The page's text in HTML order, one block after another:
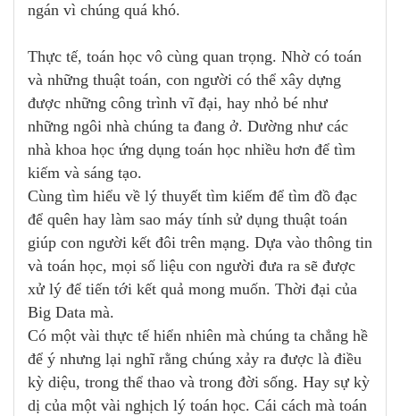
ngán vì chúng quá khó.
Thực tế, toán học vô cùng quan trọng. Nhờ có toán
và những thuật toán, con người có thể xây dựng
được những công trình vĩ đại, hay nhỏ bé như
những ngôi nhà chúng ta đang ở. Dường như các
nhà khoa học ứng dụng toán học nhiều hơn để tìm
kiếm và sáng tạo.
Cùng tìm hiểu về lý thuyết tìm kiếm để tìm đồ đạc
để quên hay làm sao máy tính sử dụng thuật toán
giúp con người kết đôi trên mạng. Dựa vào thông tin
và toán học, mọi số liệu con người đưa ra sẽ được
xử lý để tiến tới kết quả mong muốn. Thời đại của
Big Data mà.
Có một vài thực tế hiển nhiên mà chúng ta chẳng hề
để ý nhưng lại nghĩ rằng chúng xảy ra được là điều
kỳ diệu, trong thể thao và trong đời sống. Hay sự kỳ
dị của một vài nghịch lý toán học. Cái cách mà toán